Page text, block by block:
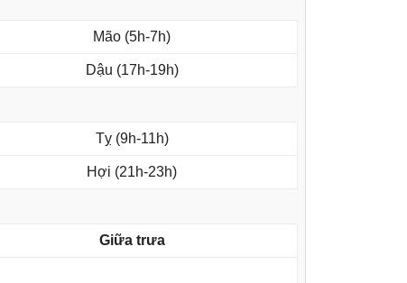
Mão (5h-7h)
Dậu (17h-19h)
Tỵ (9h-11h)
Hợi (21h-23h)
Giữa trưa